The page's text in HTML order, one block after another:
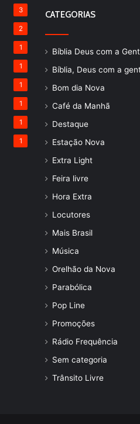
3
2
1
1
1
1
1
1
CATEGORIAS
Bíblia Deus com a
Bíblia, Deus com a
Bom dia Nova
Café da Manhã
Destaque
Estação Nova
Extra Light
Feira livre
Hora Extra
Locutores
Mais Brasil
Música
Orelhão da Nova
Parabólica
Pop Line
Promoções
Rádio Frequência
Sem categoria
Trânsito Livre